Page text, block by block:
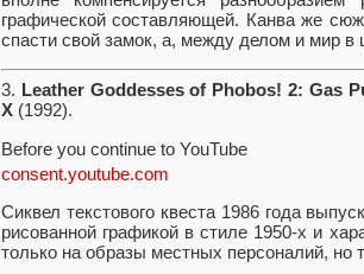
графической составляющей. Канва же
спасти свой замок, а, между делом и мир в
3. Leather Goddesses of Phobos! 2: Gas
X (1992).
Before you continue to YouTube
consent.youtube.com
Сиквел текстового квеста 1986 года
рисованной графикой в стиле 1950-х и
только на образы местных персоналий, но